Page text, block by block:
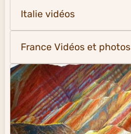
Italie vidéos
France Vidéos et photos